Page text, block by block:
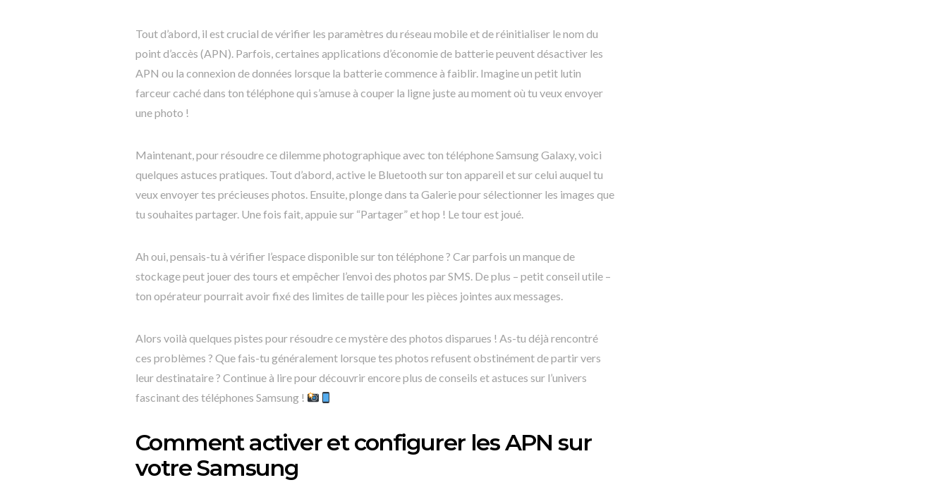
Tout d’abord, il est crucial de vérifier les paramètres du réseau mobile et de réinitialiser le nom du
point d’accès (APN). Parfois, certaines applications d’économie de batterie peuvent désactiver les
APN ou la connexion de données lorsque la batterie commence à faiblir. Imagine un petit lutin
farceur caché dans ton téléphone qui s’amuse à couper la ligne juste au moment où tu veux envoyer
une photo !
Maintenant, pour résoudre ce dilemme photographique avec ton téléphone Samsung Galaxy, voici
quelques astuces pratiques. Tout d’abord, active le Bluetooth sur ton appareil et sur celui auquel tu
veux envoyer tes précieuses photos. Ensuite, plonge dans ta Galerie pour sélectionner les images que
tu souhaites partager. Une fois fait, appuie sur “Partager” et hop ! Le tour est joué.
Ah oui, pensais-tu à vérifier l’espace disponible sur ton téléphone ? Car parfois un manque de
stockage peut jouer des tours et empêcher l’envoi des photos par SMS. De plus – petit conseil utile –
ton opérateur pourrait avoir fixé des limites de taille pour les pièces jointes aux messages.
Alors voilà quelques pistes pour résoudre ce mystère des photos disparues ! As-tu déjà rencontré
ces problèmes ? Que fais-tu généralement lorsque tes photos refusent obstinément de partir vers
leur destinataire ? Continue à lire pour découvrir encore plus de conseils et astuces sur l’univers
fascinant des téléphones Samsung !
Comment activer et configurer les APN sur
votre Samsung